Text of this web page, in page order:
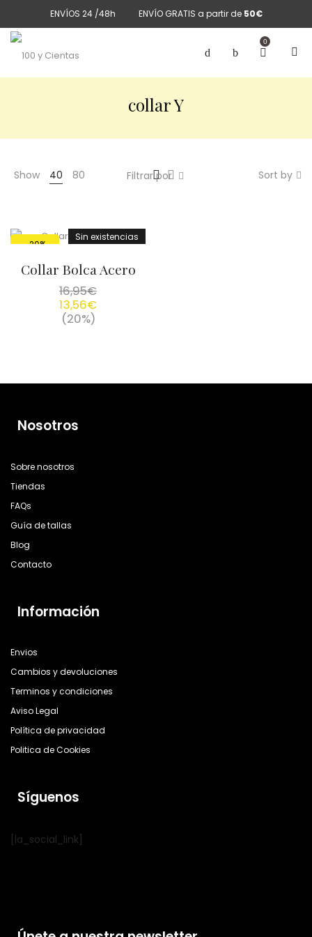
ENVÍOS 24 /48h ENVÍO GRATIS a partir de 50€
0
collar Y
Show 40 80 Sort by
Filtrar por
Sin existencias
-20%
Collar Bolca Acero
16,95€
13,56€
(20%)
Nosotros
Sobre nosotros
Tiendas
FAQs
Guía de tallas
Blog
Contacto
Información
Envios
Cambios y devoluciones
Terminos y condiciones
Aviso Legal
Política de privacidad
Politica de Cookies
Síguenos
[la_social_link]